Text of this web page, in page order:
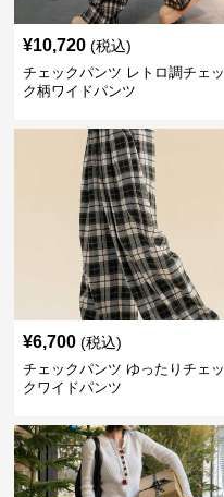
¥10,720 (税込)
チェックパンツ レトロ調チェッ
ク柄ワイドパンツ
¥6,700 (税込)
チェックパンツ ゆったりチェッ
クワイドパンツ